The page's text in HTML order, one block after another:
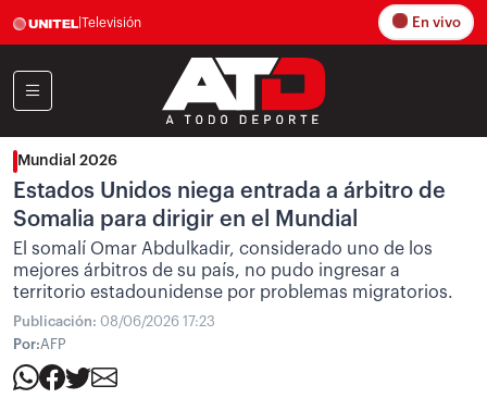
Televisión En vivo
Mundial 2026
Estados Unidos niega entrada a árbitro de
Somalia para dirigir en el Mundial
El somalí Omar Abdulkadir, considerado uno de los
mejores árbitros de su país, no pudo ingresar a
territorio estadounidense por problemas migratorios.
Publicación: 08/06/2026 17:23
Por:AFP